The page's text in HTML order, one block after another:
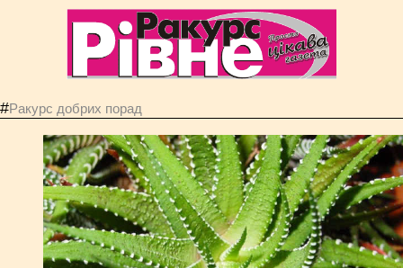
#Ракурс добрих порад